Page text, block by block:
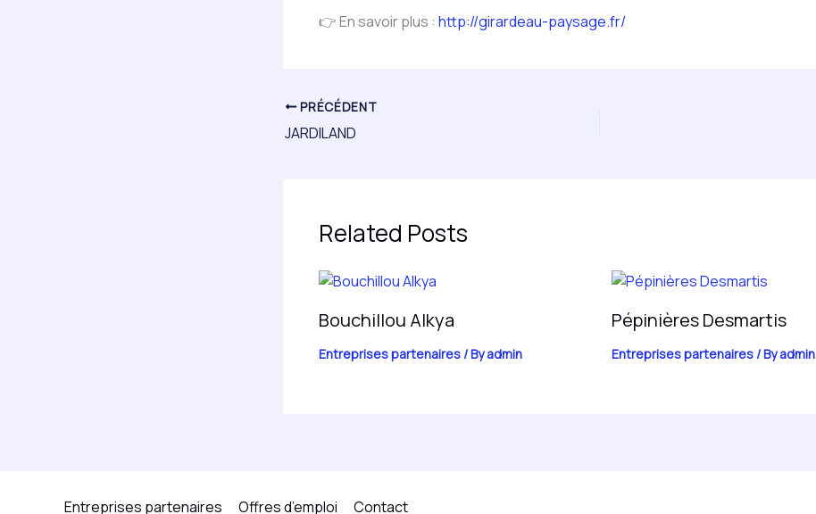
👉 En savoir plus : http://girardeau-paysage.fr/
PRÉCÉDENT
JARDILAND
Related Posts
Bouchillou Alkya
Entreprises partenaires / Byadmin
Pépinières Desmartis
Entreprises partenaires/ Byadmin
Entreprises partenaires Offres d’emploi Contact